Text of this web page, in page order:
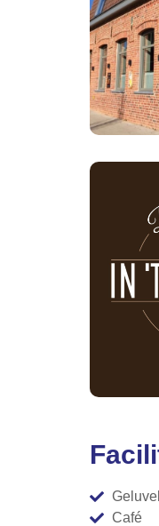
Café